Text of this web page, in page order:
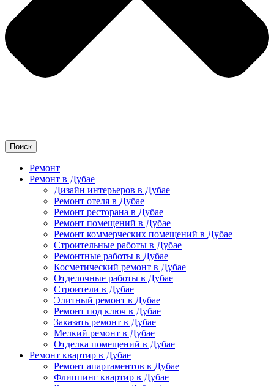
Поиск
Ремонт
Ремонт в Дубае
Дизайн интерьеров в Дубае
Ремонт отеля в Дубае
Ремонт ресторана в Дубае
Ремонт помещений в Дубае
Ремонт коммерческих помещений в Дубае
Строительные работы в Дубае
Ремонтные работы в Дубае
Косметический ремонт в Дубае
Отделочные работы в Дубае
Строители в Дубае
Элитный ремонт в Дубае
Ремонт под ключ в Дубае
Заказать ремонт в Дубае
Мелкий ремонт в Дубае
Отделка помещений в Дубае
Ремонт квартир в Дубае
Ремонт апартаментов в Дубае
Флиппинг квартир в Дубае